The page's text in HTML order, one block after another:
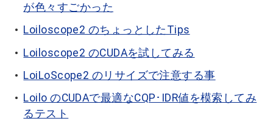
が色々すごかった
Loiloscope2 のちょっとしたTips
Loiloscope2 のCUDAを試してみる
LoiLoScope2 のリサイズで注意する事
Loilo のCUDAで最適なCQP･IDR値を模索してみ
るテスト